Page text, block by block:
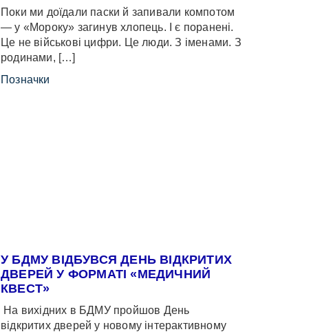
Поки ми доїдали паски й запивали компотом
— у «Мороку» загинув хлопець. І є поранені.
Це не військові цифри. Це люди. З іменами. З
родинами, […]
Позначки
У БДМУ ВІДБУВСЯ ДЕНЬ ВІДКРИТИХ
ДВЕРЕЙ У ФОРМАТІ «МЕДИЧНИЙ
КВЕСТ»
На вихідних в БДМУ пройшов День
відкритих дверей у новому інтерактивному